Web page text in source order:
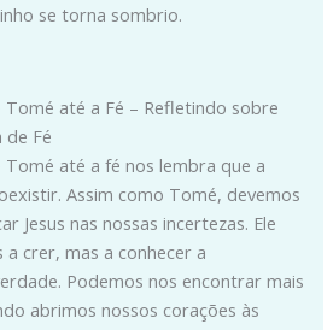
se torna sombrio.
Tomé até a Fé – Refletindo sobre
de Fé
até a fé nos lembra que a
Assim como Tomé, devemos
Jesus nas nossas incertezas. Ele
a crer, mas a conhecer a
Podemos nos encontrar mais
abrimos nossos corações às